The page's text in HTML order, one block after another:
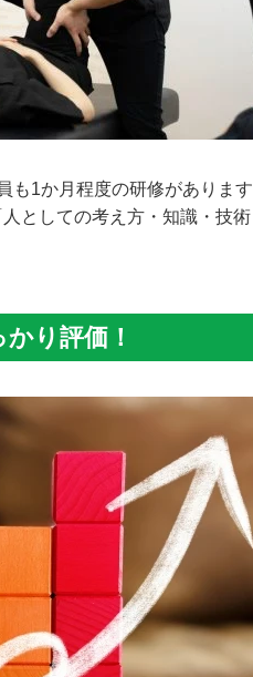
1か月程度の研修があります
としての考え方・知識・技
り評価！